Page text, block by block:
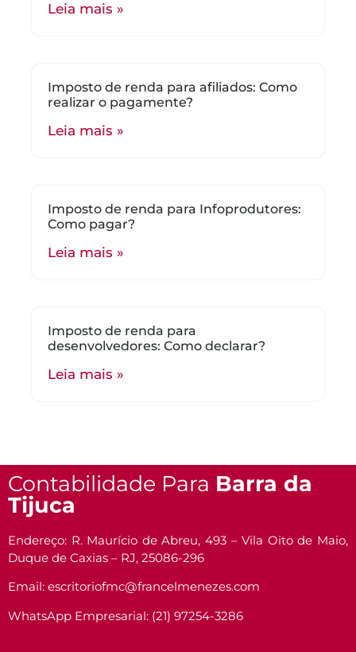
Leia mais »
Imposto de renda para afiliados: Como
realizar o pagamente?
Leia mais »
Imposto de renda para Infoprodutores:
Como pagar?
Leia mais »
Imposto de renda para
desenvolvedores: Como declarar?
Leia mais »
Contabilidade Para Barra da
Tijuca
Endereço: R. Maurício de Abreu, 493 – Vila Oito de Maio,
Duque de Caxias – RJ, 25086-296
Email: escritoriofmc@francelmenezes.com
WhatsApp Empresarial: (21) 97254-3286